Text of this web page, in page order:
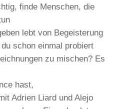
finde Menschen, die
lebt von Begeisterung
schon einmal probiert
zu mischen? Es
hast,
Adrien Liard und Alejo